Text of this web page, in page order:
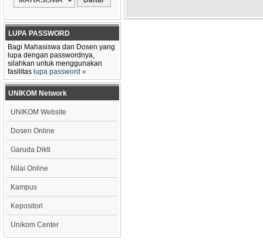
LUPA PASSWORD
Bagi Mahasiswa dan Dosen yang
lupa dengan passwordnya,
silahkan untuk menggunakan
fasilitas lupa password »
UNIKOM Network
UNIKOM Website
Dosen Online
Garuda Dikti
Nilai Online
Kampus
Kepositori
Unikom Center